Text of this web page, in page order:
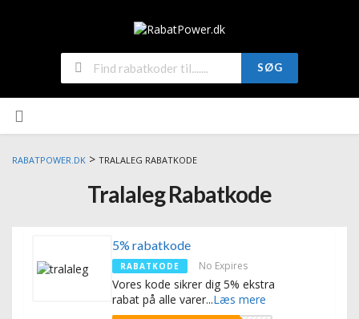
SØG
RABATPOWER.DK > TRALALEG RABATKODE
Tralaleg Rabatkode
5% rabatkode
RABATKODE No Expires
Vores kode sikrer dig 5% ekstra
rabat på alle varer...Læs mere